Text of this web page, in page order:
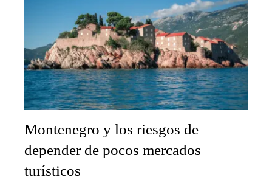
Montenegro y los riesgos de
depender de pocos mercados
turísticos